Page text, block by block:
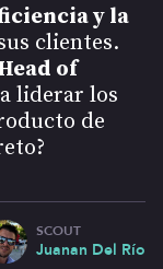
y la
clientes.
of
liderar los
de
SCOUT
Juanan Del Río